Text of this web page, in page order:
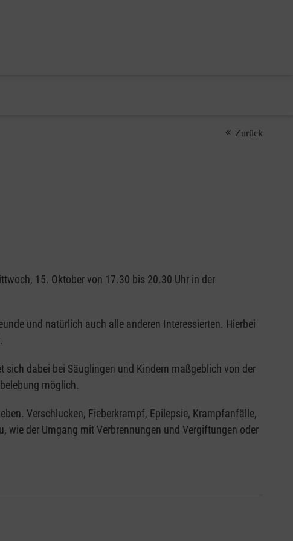
Zurück
15. Oktober von 17.30 bis 20.30 Uhr in der
und natürlich auch alle anderen Interessierten. Hierbei
sich dabei bei Säuglingen und Kindern maßgeblich von der
möglich.
Verschlucken, Fieberkrampf, Epilepsie, Krampfanfälle,
wie der Umgang mit Verbrennungen und Vergiftungen oder